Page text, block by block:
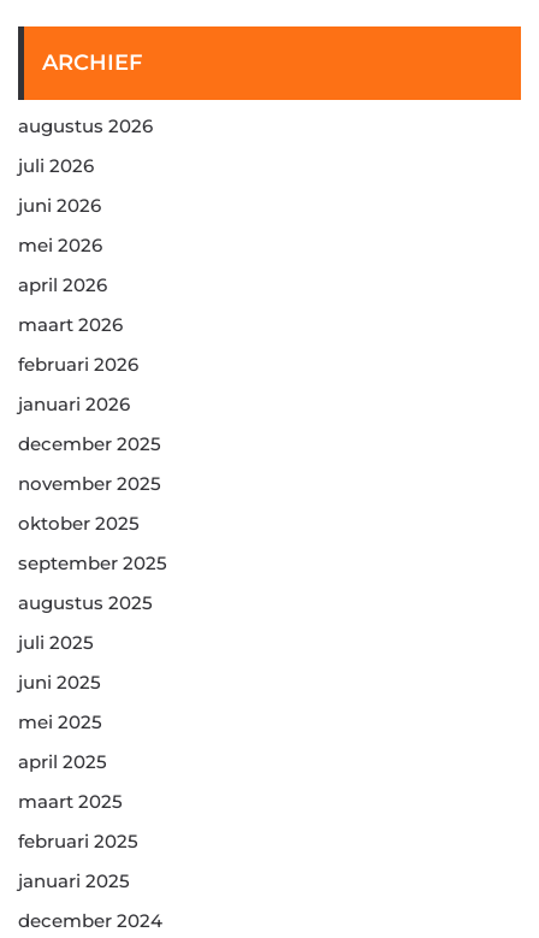
ARCHIEF
augustus 2026
juli 2026
juni 2026
mei 2026
april 2026
maart 2026
februari 2026
januari 2026
december 2025
november 2025
oktober 2025
september 2025
augustus 2025
juli 2025
juni 2025
mei 2025
april 2025
maart 2025
februari 2025
januari 2025
december 2024